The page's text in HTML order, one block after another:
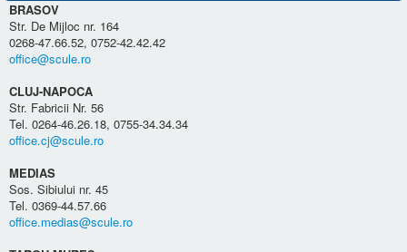
BRASOV
Str. De Mijloc nr. 164
0268-47.66.52, 0752-42.42.42
office@scule.ro
CLUJ-NAPOCA
Str. Fabricii Nr. 56
Tel. 0264-46.26.18, 0755-34.34.34
office.cj@scule.ro
MEDIAS
Sos. Sibiului nr. 45
Tel. 0369-44.57.66
office.medias@scule.ro